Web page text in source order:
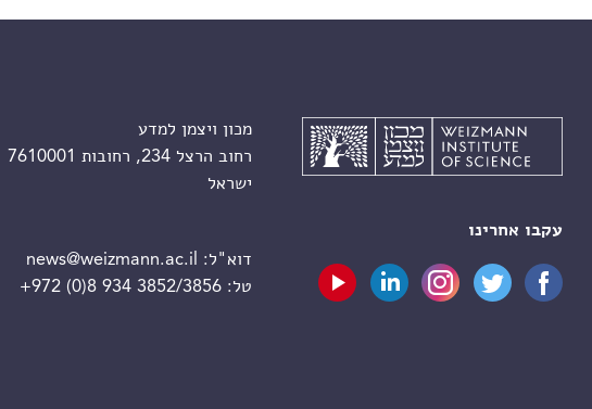
עקבו אחרינו
מכון ויצמן למדע
רחוב הרצל 234, רחובות 7610001
ישראל
דוא"ל:
news@weizmann.ac.il
טל:+972 (0)8 934 3852/3856